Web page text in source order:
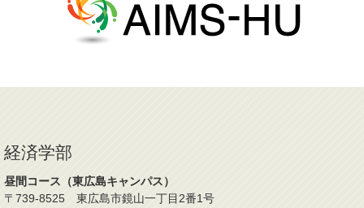
経済学部
昼間コース（東広島キャンパス）
〒739-8525 東広島市鏡山一丁目2番1号